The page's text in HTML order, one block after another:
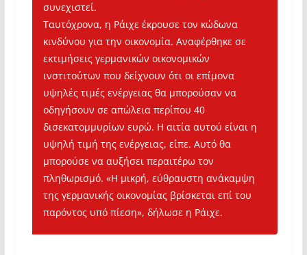
συνεχιστεί.
Ταυτόχρονα, η Ράιχε έκρουσε τον κώδωνα
κινδύνου για την οικονομία. Αναφέρθηκε σε
εκτιμήσεις γερμανικών οικονομικών
ινστιτούτων που δείχνουν ότι οι επίμονα
υψηλές τιμές ενέργειας θα μπορούσαν να
οδηγήσουν σε απώλεια περίπου 40
δισεκατομμυρίων ευρώ. Η αιτία αυτού είναι η
υψηλή τιμή της ενέργειας, είπε. Αυτό θα
μπορούσε να αυξήσει περαιτέρω τον
πληθωρισμό. «Η μικρή, εύθραυστη ανάκαμψη
της γερμανικής οικονομίας βρίσκεται επί του
παρόντος υπό πίεση», δήλωσε η Ράιχε.